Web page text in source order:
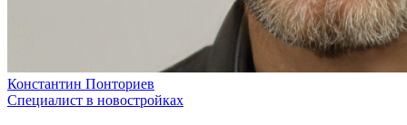
Константин Понториев
Специалист в новостройках